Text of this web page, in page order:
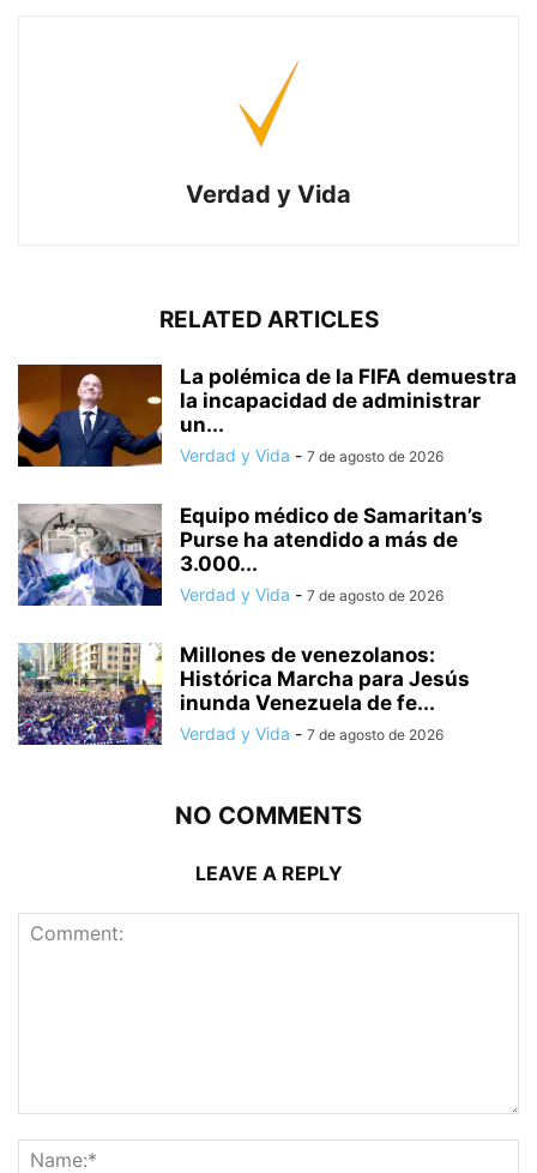
Verdad y Vida
RELATED ARTICLES
La polémica de la FIFA demuestra
la incapacidad de administrar
un...
Verdad y Vida - 7 de agosto de 2026
Equipo médico de Samaritan’s
Purse ha atendido a más de
3.000...
Verdad y Vida - 7 de agosto de 2026
Millones de venezolanos:
Histórica Marcha para Jesús
inunda Venezuela de fe...
Verdad y Vida - 7 de agosto de 2026
NO COMMENTS
LEAVE A REPLY